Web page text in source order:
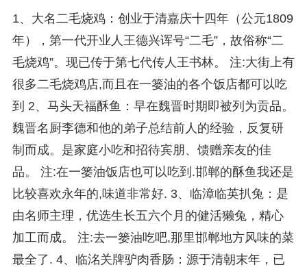
1、大名二毛烧鸡：创业于清嘉庆十四年（公元1809
年），第一代开业人王德兴诨号“二毛”，故俗称“二
毛烧鸡”。现已传于第七代传人王书林。 注:大街上有
很多二毛烧鸡店,而且在一篓油的各个饭店都可以吃
到 2、马头天福酥鱼：早在魏晋时期即被列为贡品。
魏晋名厨李德和他的弟子总结前人的经验，反复研
制而成。是家庭小吃和招待宾朋、馈赠亲友的佳
品。 注:在一篓油饭店也可以吃到.邯郸的酥鱼我还是
比较喜欢永年的,味道非常好. 3、临漳临英扒兔：是
由名师主理，优选生长五六个月的健活獭兔，精心
加工而成。 注:去一篓油吃吧,那里邯郸地方风味的菜
最全了. 4、临洺关牌驴肉香肠：源于清朝末年，已